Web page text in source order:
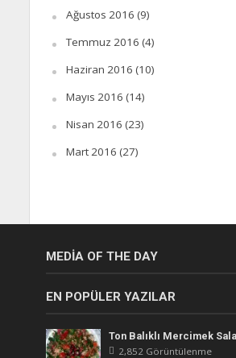
Ağustos 2016 (9)
Temmuz 2016 (4)
Haziran 2016 (10)
Mayıs 2016 (14)
Nisan 2016 (23)
Mart 2016 (27)
MEDIA OF THE DAY
EN POPÜLER YAZILAR
Ton Balıklı Mercimek
2,852 Görüntülenme